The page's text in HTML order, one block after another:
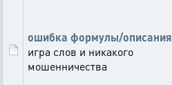
ошибка формулы/описания
игра слов и никакого
мошенничества